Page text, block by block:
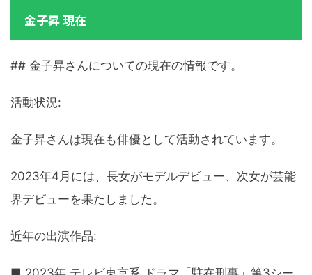
金子昇 現在
## 金子昇さんについての現在の情報です。
活動状況:
金子昇さんは現在も俳優として活動されています。
2023年4月には、長女がモデルデビュー、次女が芸能
界デビューを果たしました。
近年の出演作品: